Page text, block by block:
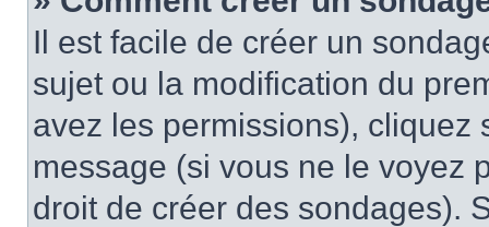
Il est facile de créer un
sujet ou la modification du
avez les permissions), cliquez
message (si vous ne le voyez
droit de créer des sondages).